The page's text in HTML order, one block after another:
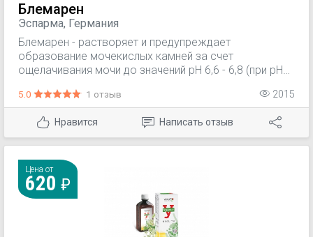
Блемарен
Эспарма, Германия
Блемарен - растворяет и предупреждает
образование мочекислых камней за счет
ощелачивания мочи до значений pH 6,6 - 6,8 (при pH
растворение солей мочевой кислоты). Кроме того,
снижает выделение кальция, улучшает
растворимость кальция оксалата в моче, ингибирует
образование кристаллов и, следовательно,
камней.
5.0 1 отзыв 2015
Нравится Написать отзыв
Цена от
620